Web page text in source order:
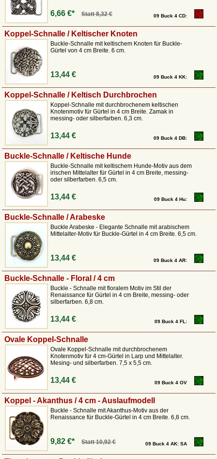
6,66 €* Statt8,32 € 09 Buck 4 CD:
Koppel-Schnalle / Keltischer Knoten
Buckle-Schnalle mit keltischem Knoten für Buckle-
Gürtel von 4 cm Breite. 6 cm.
13,44 € 09 Buck 4 KK:
Koppel-Schnalle / Keltisch Durchbrochen
Koppel-Schnalle mit durchbrochenem keltischen
Knotenmotiv für Gürtel in 4 cm Breite. Zamak in
messing- oder silberfarben. 6,3 cm.
13,44 € 09 Buck 4 DB:
Buckle-Schnalle / Keltische Hunde
Buckle-Schnalle mit keltischem Hunde-Motiv aus dem
irischen Mittelalter für Gürtel in 4 cm Breite, messing-
oder silberfarben. 6,5 cm.
13,44 € 09 Buck 4 Hu:
Buckle-Schnalle / Arabeske
Buckle Arabeske - Elegante Schnalle mit arabischem
Mittelalter-Motiv für Buckle-Gürtel in 4 cm Breite. 6,5 cm.
13,44 € 09 Buck 4 AR:
Buckle-Schnalle - Floral / 4 cm
Buckle - Schnalle mit floralem Motiv im Stil der
Renaissance für Gürtel in 4 cm Breite, messing- oder
silberfarben. 6,8 cm.
13,44 € 09 Buck 4 FL:
Ovale Koppel-Schnalle
Ovale Koppel-Schnalle mit durchbrochenem
Knotenmotiv für 4 cm-Gürtel in Larp und Mittelalter.
Mesing- und silberfarben. 7,5 x 5,5 cm.
13,44 € 09 Buck 4 OV
Koppel - Akanthus / 4 cm - Auslaufmodell
Buckle - Schnalle mit Akanthus-Motiv aus der
Renaissance für Buckle-Gürtel in 4 cm Breite. 6,8 cm.
9,82 €* Statt10,92 € 09 Buck 4 AK: SA